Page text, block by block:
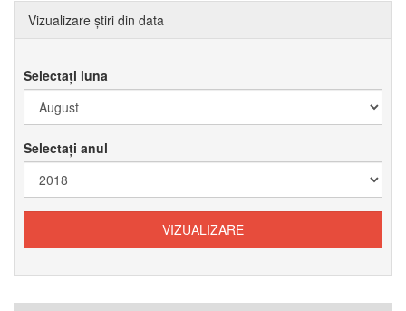
Vizualizare știri din data
Selectați luna
Selectați anul